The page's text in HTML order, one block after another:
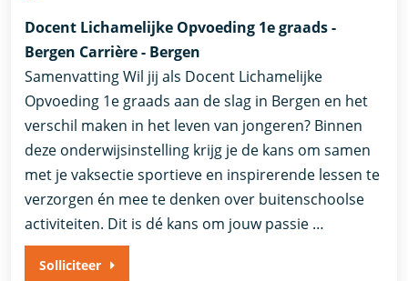
Docent Lichamelijke Opvoeding 1e graads -
Bergen Carrière - Bergen
Samenvatting Wil jij als Docent Lichamelijke
Opvoeding 1e graads aan de slag in Bergen en het
verschil maken in het leven van jongeren? Binnen
deze onderwijsinstelling krijg je de kans om samen
met je vaksectie sportieve en inspirerende lessen te
verzorgen én mee te denken over buitenschoolse
activiteiten. Dit is dé kans om jouw passie …
Solliciteer